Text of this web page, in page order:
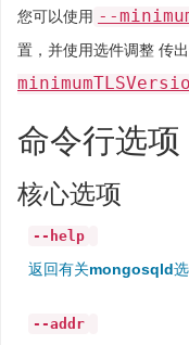
您可以使用 --
置，并使用选件调整 传
命令行选项
核心选项
--help
返回有关mongosqld
--addr